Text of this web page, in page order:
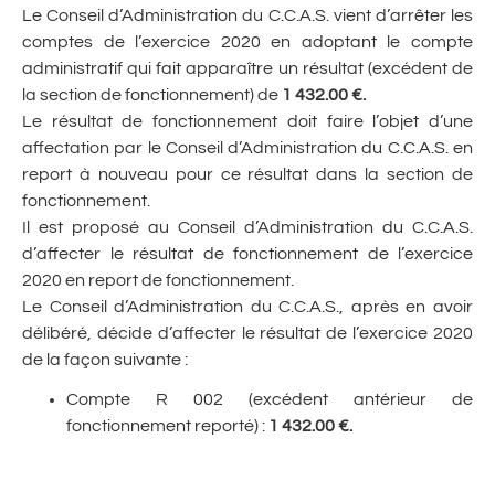
Le Conseil d’Administration du C.C.A.S. vient d’arrêter les
comptes de l’exercice 2020 en adoptant le compte
administratif qui fait apparaître un résultat (excédent de
la section de fonctionnement) de 1 432.00 €.
Le résultat de fonctionnement doit faire l’objet d’une
affectation par le Conseil d’Administration du C.C.A.S. en
report à nouveau pour ce résultat dans la section de
fonctionnement.
Il est proposé au Conseil d’Administration du C.C.A.S.
d’affecter le résultat de fonctionnement de l’exercice
2020 en report de fonctionnement.
Le Conseil d’Administration du C.C.A.S., après en avoir
délibéré, décide d’affecter le résultat de l’exercice 2020
de la façon suivante :
Compte R 002 (excédent antérieur de
fonctionnement reporté) : 1 432.00 €.